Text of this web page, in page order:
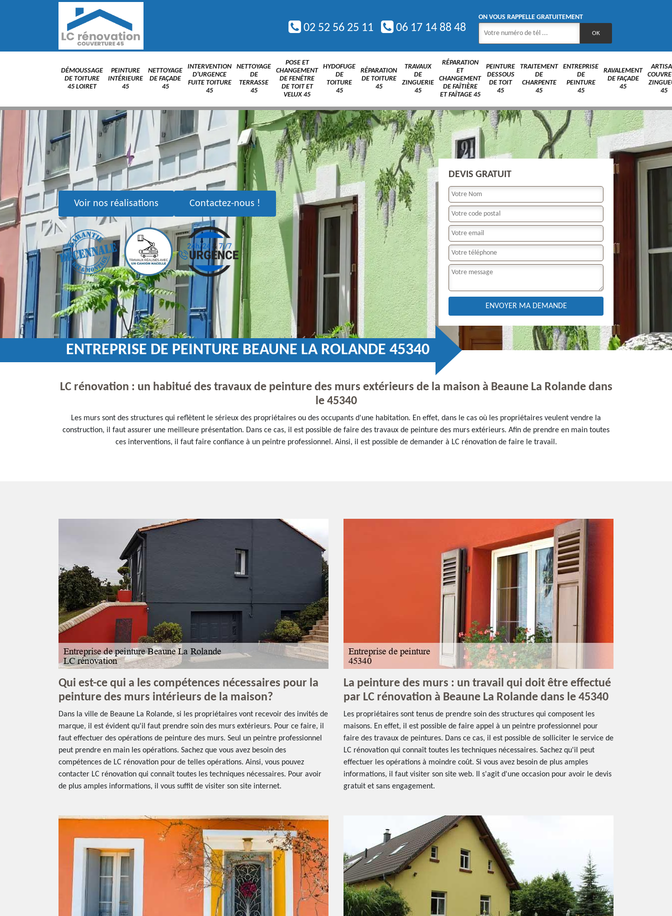
02 52 56 25 11 06 17 14 88 48
ON VOUS RAPPELLE GRATUITEMENT
DÉMOUSSAGE
DE TOITURE
45 LOIRET
PEINTURE
INTÉRIEURE
45
NETTOYAGE
DE FAÇADE
45
INTERVENTION
D'URGENCE
FUITE TOITURE
45
NETTOYAGE
DE
TERRASSE
45
POSE ET
CHANGEMENT
DE FENÊTRE
DE TOIT ET
VELUX 45
HYDOFUGE
DE
TOITURE
45
RÉPARATION
DE TOITURE
45
TRAVAUX
DE
ZINGUERIE
45
RÉPARATION
ET
CHANGEMENT
DE FAÎTIÈRE
ET FAÎTAGE 45
PEINTURE
DESSOUS
DE TOIT
45
TRAITEMENT
DE
CHARPENTE
45
ENTREPRISE
DE
PEINTURE
45
RAVALEMENT
DE FAÇADE
45
45
Voir nos réalisations Contactez-nous !
DEVIS GRATUIT
ENTREPRISE DE PEINTURE BEAUNE LA ROLANDE 45340
LC rénovation : un habitué des travaux de peinture des murs extérieurs de la maison à Beaune La Rolande dans
le 45340
Les murs sont des structures qui reflètent le sérieux des propriétaires ou des occupants d'une habitation. En effet, dans le cas où les propriétaires veulent vendre la
construction, il faut assurer une meilleure présentation. Dans ce cas, il est possible de faire des travaux de peinture des murs extérieurs. Afin de prendre en main toutes
ces interventions, il faut faire confiance à un peintre professionnel. Ainsi, il est possible de demander à LC rénovation de faire le travail.
Qui est-ce qui a les compétences nécessaires pour la
peinture des murs intérieurs de la maison?
Dans la ville de Beaune La Rolande, si les propriétaires vont recevoir des invités de
marque, il est évident qu'il faut prendre soin des murs extérieurs. Pour ce faire, il
faut effectuer des opérations de peinture des murs. Seul un peintre professionnel
peut prendre en main les opérations. Sachez que vous avez besoin des
compétences de LC rénovation pour de telles opérations. Ainsi, vous pouvez
contacter LC rénovation qui connaît toutes les techniques nécessaires. Pour avoir
de plus amples informations, il vous suffit de visiter son site internet.
La peinture des murs : un travail qui doit être effectué
par LC rénovation à Beaune La Rolande dans le 45340
Les propriétaires sont tenus de prendre soin des structures qui composent les
maisons. En effet, il est possible de faire appel à un peintre professionnel pour
faire des travaux de peintures. Dans ce cas, il est possible de solliciter le service de
LC rénovation qui connaît toutes les techniques nécessaires. Sachez qu'il peut
effectuer les opérations à moindre coût. Si vous avez besoin de plus amples
informations, il faut visiter son site web. Il s'agit d'une occasion pour avoir le devis
gratuit et sans engagement.